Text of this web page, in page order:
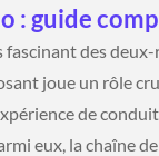
: guide
des deux-
joue un rôle
de
eux, la chaîne